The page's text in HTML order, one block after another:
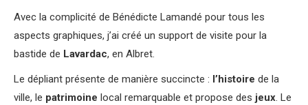
Avec la complicité de Bénédicte Lamandé pour tous les
aspects graphiques, j’ai créé un support de visite pour la
bastide de Lavardac, en Albret.
Le dépliant présente de manière succincte : l’histoire de la
ville, le patrimoine local remarquable et propose des jeux. Le